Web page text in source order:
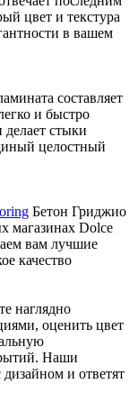
цвет и текстура
в вашем
составляет
и быстро
делает стыки
целостный
Бетон Гриджио
магазинах Dolce
вам лучшие
качество
наглядно
оценить цвет
Наши
и ответят